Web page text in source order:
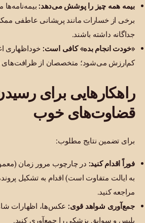
بیمه همه چیز را پوشش می‌دهد:بیمه‌نامه‌ها
برخی از خسارات مانند پریشانی عاطفی
جداگانه داشته باشند.
«خودت انجام بده» کافی است: خوداظهاری
کم‌ارزش می‌شود؛ متخصصان از ظرافت‌های
راهکارهایی برای
قضاوت‌های خوب
برای تضمین نتایج مطلوب:
فوراً اقدام کنید:
به ایالت متفاوت است) اقدام به تشکیل
مراجعه کنید.
جمع‌آوری شواهد قوی:عکس‌ها، اظهارات
پلیس و سوابق پزشکی را جمع‌آوری کنید.